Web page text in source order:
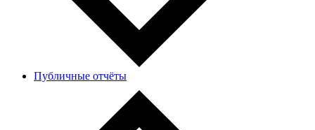
Публичные отчёты